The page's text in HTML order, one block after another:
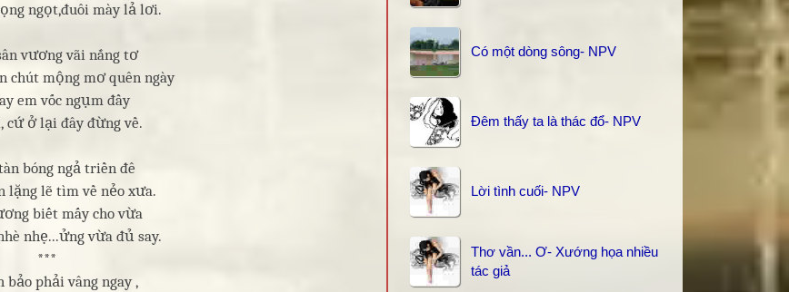
ngọt,đuôi mày lả lơi.
vương vãi nắng tơ
chút mộng mơ quên ngày
em vốc ngụm đầy
cứ ở lại đây đừng về.
bóng ngả triền đê
lặng lẽ tìm về nẻo xưa.
biết mấy cho vừa
nhẹ...ửng vừa đủ say.
***
bảo phải vâng ngay ,
Có một dòng sông- NPV
Đêm thấy ta là thác đổ- NPV
Lời tình cuối- NPV
Thơ vần... Ơ- Xướng họa nhiều
tác giả